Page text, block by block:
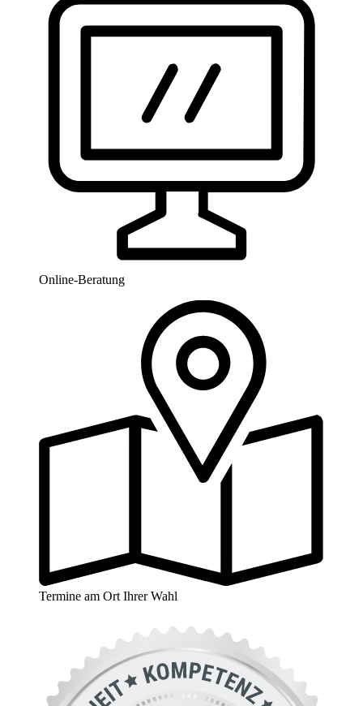
Online-Beratung
Termine am Ort Ihrer Wahl